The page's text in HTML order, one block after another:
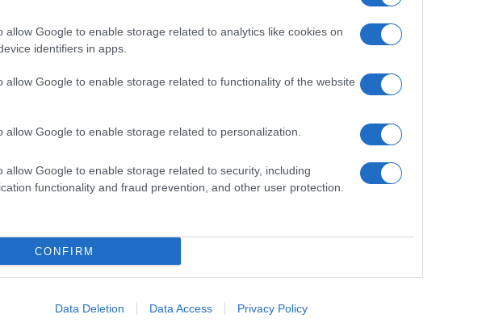
allow Google to enable storage related to analytics like cookies on
identifiers in apps.
allow Google to enable storage related to functionality of the website
allow Google to enable storage related to personalization.
allow Google to enable storage related to security, including
functionality and fraud prevention, and other user protection.
CONFIRM
Data Deletion Data Access Privacy Policy
zapisali na straniObčine Ravne na Koroškem.